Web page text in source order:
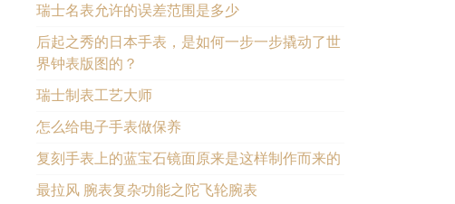
瑞士名表允许的误差范围是多少
后起之秀的日本手表，是如何一步一步撬动了世
界钟表版图的？
瑞士制表工艺大师
怎么给电子手表做保养
复刻手表上的蓝宝石镜面原来是这样制作而来的
最拉风 腕表复杂功能之陀飞轮腕表